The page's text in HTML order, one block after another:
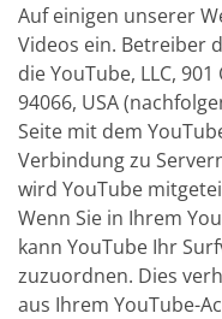
Auf einigen unserer
Videos ein. Betreiber
die YouTube, LLC,
94066, USA
Seite mit dem
Verbindung zu
wird YouTube
Wenn Sie in Ihrem
kann YouTube Ihr
zuzuordnen. Dies
aus Ihrem YouTube-